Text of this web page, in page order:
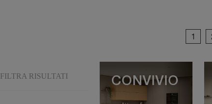
1
FILTRA RISULTATI CONVIVIO